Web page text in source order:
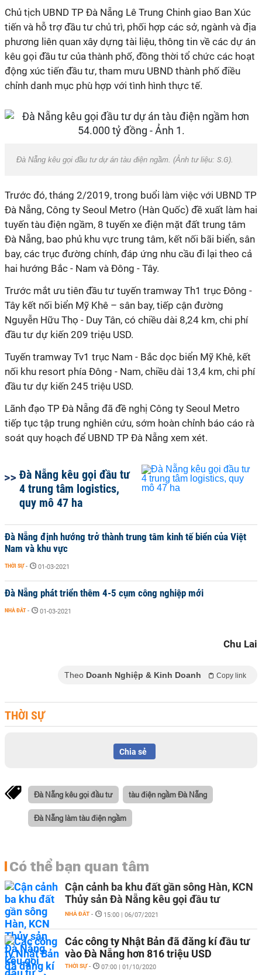
Chủ tịch UBND TP Đà Nẵng Lê Trung Chinh giao Ban Xúc
tiến và hỗ trợ đầu tư chủ trì, phối hợp các sở, ngành và địa
phương liên quan xây dựng tài liệu, thông tin về các dự án
kêu gọi đầu tư của thành phố, đồng thời tổ chức các hoạt
động xúc tiến đầu tư, tham mưu UBND thành phố điều
chỉnh danh mục phù hợp với tình hình thực tế.
Đà Nẵng kêu gọi đầu tư dự án tàu điện ngầm. (Ảnh tư liệu: S.G).
Trước đó, tháng 2/2019, trong buổi làm việc với UBND TP
Đà Nẵng, Công ty Seoul Metro (Hàn Quốc) đề xuất làm hai
tuyến tàu điện ngầm, 8 tuyến xe điện mặt đất trung tâm
Đà Nẵng, bao phủ khu vực trung tâm, kết nối bãi biển, sân
bay, các trục đường chính, đáp ứng nhu cầu đi lại theo cả
hai hướng Bắc - Nam và Đông - Tây.
Trước mắt ưu tiên đầu tư tuyến tramway Th1 trục Đông -
Tây kết nối biển Mỹ Khê – sân bay, tiếp cận đường
Nguyễn Hữu Thọ - Duy Tân, có chiều dài 8,24 km, chi phí
đầu tư dự kiến 209 triệu USD.
Tuyến tramway Tv1 trục Nam - Bắc dọc biển Mỹ Khê, kết
nối khu resort phía Đông - Nam, chiều dài 13,4 km, chi phí
đầu tư dự kiến 245 triệu USD.
Lãnh đạo TP Đà Nẵng đã đề nghị Công ty Seoul Metro
tiếp tục tập trung nghiên cứu, sớm hoàn chỉnh báo cáo rà
soát quy hoạch để UBND TP Đà Nẵng xem xét.
Đà Nẵng kêu gọi đầu tư
4 trung tâm logistics,
quy mô 47 ha
Đà Nẵng định hướng trở thành trung tâm kinh tế biển của Việt
Nam và khu vực
THỜI SỰ - 01-03-2021
Đà Nẵng phát triển thêm 4-5 cụm công nghiệp mới
NHÀ ĐẤT - 01-03-2021
Chu Lai
Theo Doanh Nghiệp & Kinh Doanh Copy link
THỜI SỰ
Chia sẻ
Đà Nẵng kêu gọi đầu tư tàu điện ngầm Đà Nẵng
Đà Nẵng làm tàu điện ngầm
Có thể bạn quan tâm
Cận cảnh ba khu đất gần sông Hàn, KCN
Thủy sản Đà Nẵng kêu gọi đầu tư
NHÀ ĐẤT - 15:00 | 06/07/2021
Các công ty Nhật Bản đã đăng kí đầu tư
vào Đà Nẵng hơn 816 triệu USD
THỜI SỰ - 07:00 | 01/10/2020